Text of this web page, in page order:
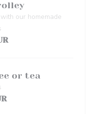
our homemade
or tea